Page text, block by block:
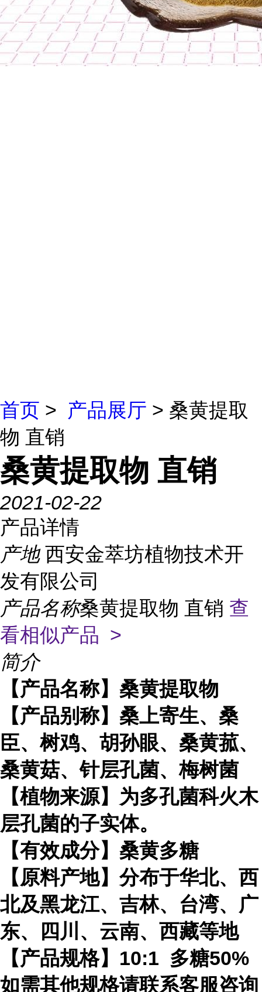
首页 > 产品展厅 > 桑黄提取
物 直销
桑黄提取物 直销
2021-02-22
产品详情
产地 西安金萃坊植物技术开
发有限公司
产品名称桑黄提取物 直销 查
看相似产品 >
简介
【产品名称】桑黄提取物
【产品别称】桑上寄生、桑
臣、树鸡、胡孙眼、桑黄菰、
桑黄菇、针层孔菌、梅树菌
【植物来源】为多孔菌科火木
层孔菌的子实体。
【有效成分】桑黄多糖
【原料产地】分布于华北、西
北及黑龙江、吉林、台湾、广
东、四川、云南、西藏等地
【产品规格】10:1 多糖50%
如需其他规格请联系客服咨询